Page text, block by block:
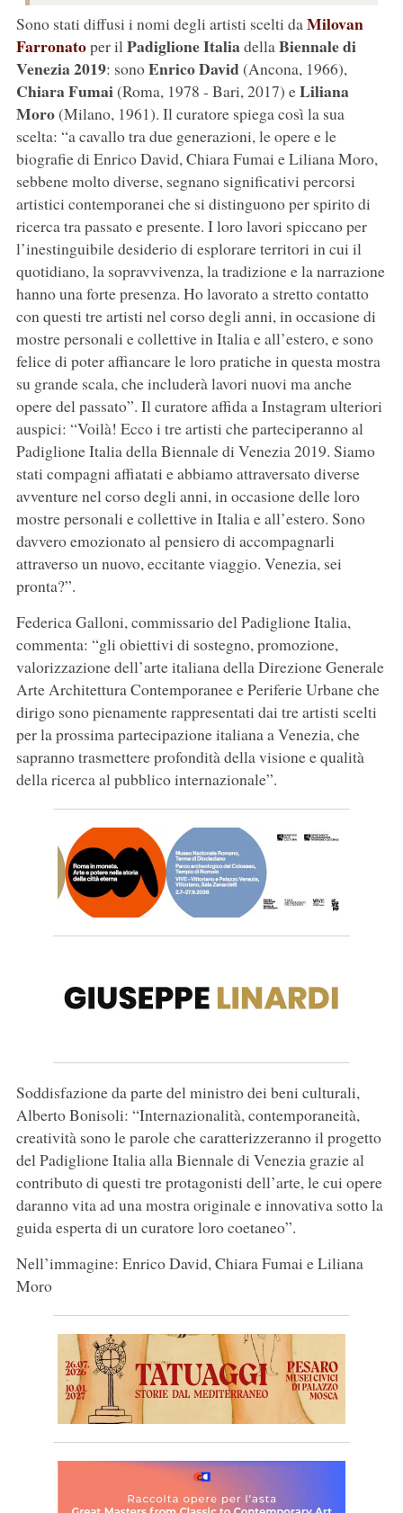
Sono stati diffusi i nomi degli artisti scelti daMilovan
Farronatoper ilPadiglione ItaliadellaBiennale di
Venezia 2019: sonoEnrico David(Ancona, 1966),
Chiara Fumai(Roma, 1978 - Bari, 2017) eLiliana
Moro(Milano, 1961). Il curatore spiega così la sua
scelta: “a cavallo tra due generazioni, le opere e le
biografie di Enrico David, Chiara Fumai e Liliana Moro,
sebbene molto diverse, segnano significativi percorsi
artistici contemporanei che si distinguono per spirito di
ricerca tra passato e presente. I loro lavori spiccano per
l’inestinguibile desiderio di esplorare territori in cui il
quotidiano, la sopravvivenza, la tradizione e la narrazione
hanno una forte presenza. Ho lavorato a stretto contatto
con questi tre artisti nel corso degli anni, in occasione di
mostre personali e collettive in Italia e all’estero, e sono
felice di poter affiancare le loro pratiche in questa mostra
su grande scala, che includerà lavori nuovi ma anche
opere del passato”. Il curatore affida a Instagram ulteriori
auspici: “Voilà! Ecco i tre artisti che parteciperanno al
Padiglione Italia della Biennale di Venezia 2019. Siamo
stati compagni affiatati e abbiamo attraversato diverse
avventure nel corso degli anni, in occasione delle loro
mostre personali e collettive in Italia e all’estero. Sono
davvero emozionato al pensiero di accompagnarli
attraverso un nuovo, eccitante viaggio. Venezia, sei
pronta?”.
Federica Galloni, commissario del Padiglione Italia,
commenta: “gli obiettivi di sostegno, promozione,
valorizzazione dell’arte italiana della Direzione Generale
Arte Architettura Contemporanee e Periferie Urbane che
dirigo sono pienamente rappresentati dai tre artisti scelti
per la prossima partecipazione italiana a Venezia, che
sapranno trasmettere profondità della visione e qualità
della ricerca al pubblico internazionale”.
Soddisfazione da parte del ministro dei beni culturali,
Alberto Bonisoli: “Internazionalità, contemporaneità,
creatività sono le parole che caratterizzeranno il progetto
del Padiglione Italia alla Biennale di Venezia grazie al
contributo di questi tre protagonisti dell’arte, le cui opere
daranno vita ad una mostra originale e innovativa sotto la
guida esperta di un curatore loro coetaneo”.
Nell’immagine: Enrico David, Chiara Fumai e Liliana
Moro